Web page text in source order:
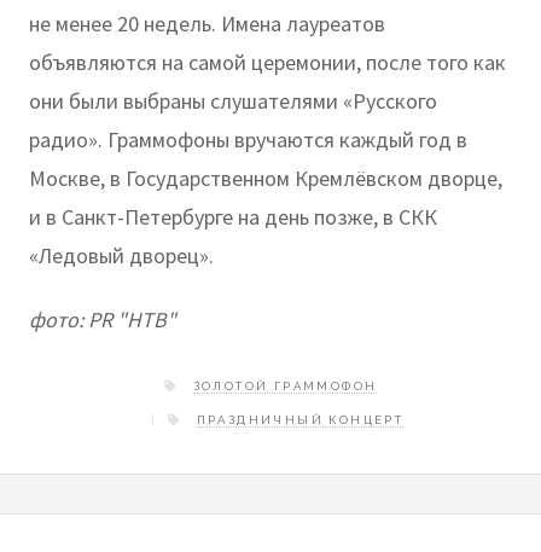
не менее 20 недель. Имена лауреатов
объявляются на самой церемонии, после того как
они были выбраны слушателями «Русского
радио». Граммофоны вручаются каждый год в
Москве, в Государственном Кремлёвском дворце,
и в Санкт-Петербурге на день позже, в СКК
«Ледовый дворец».
фото: PR "НТВ"
ЗОЛОТОЙ ГРАММОФОН
ПРАЗДНИЧНЫЙ КОНЦЕРТ